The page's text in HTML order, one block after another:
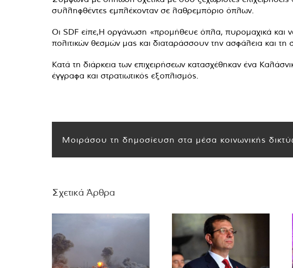
συλληφθέντες εμπλέκονταν σε λαθρεμπόριο όπλων.
Oι SDF είπε,Η οργάνωση «προμήθευε όπλα, πυρομαχικά και
πολιτικών θεσμών μας και διαταράσσουν την ασφάλεια και τη
Κατά τη διάρκεια των επιχειρήσεων κατασχέθηκαν ένα
έγγραφα και στρατιωτικός εξοπλισμός.
Μοιράσου τη δημοσίευση στα μέσα κοινωνικής
Σχετικά Άρθρα